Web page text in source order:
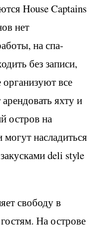
House Captains
нет
на спа-
без записи,
все
яхту и
остров на
насладиться
deli style
свободу в
На острове